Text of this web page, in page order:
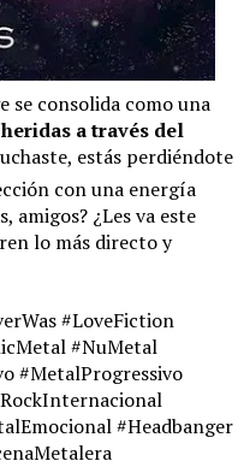
se consolida como una
a través del
estás perdiéndote
con una energía
amigos? ¿Les va este
lo más directo y
#LoveFiction
#NuMetal
#MetalProgressivo
#Headbanger